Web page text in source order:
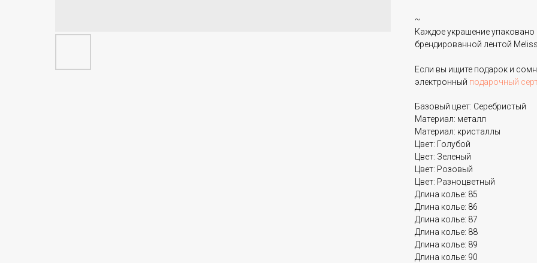
~
Каждое украшение
брендированной лентой
Если вы ищите подарок и
электронный подарочный
Базовый цвет: Серебристый
Материал: металл
Материал: кристаллы
Цвет: Голубой
Цвет: Зеленый
Цвет: Розовый
Цвет: Разноцветный
Длина колье: 85
Длина колье: 86
Длина колье: 87
Длина колье: 88
Длина колье: 89
Длина колье: 90